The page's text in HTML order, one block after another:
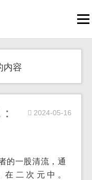
内容
2024-05-16
的一股清流，通
二次元中。